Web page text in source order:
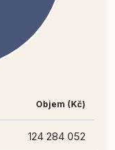
Objem (Kč)
124 284 052